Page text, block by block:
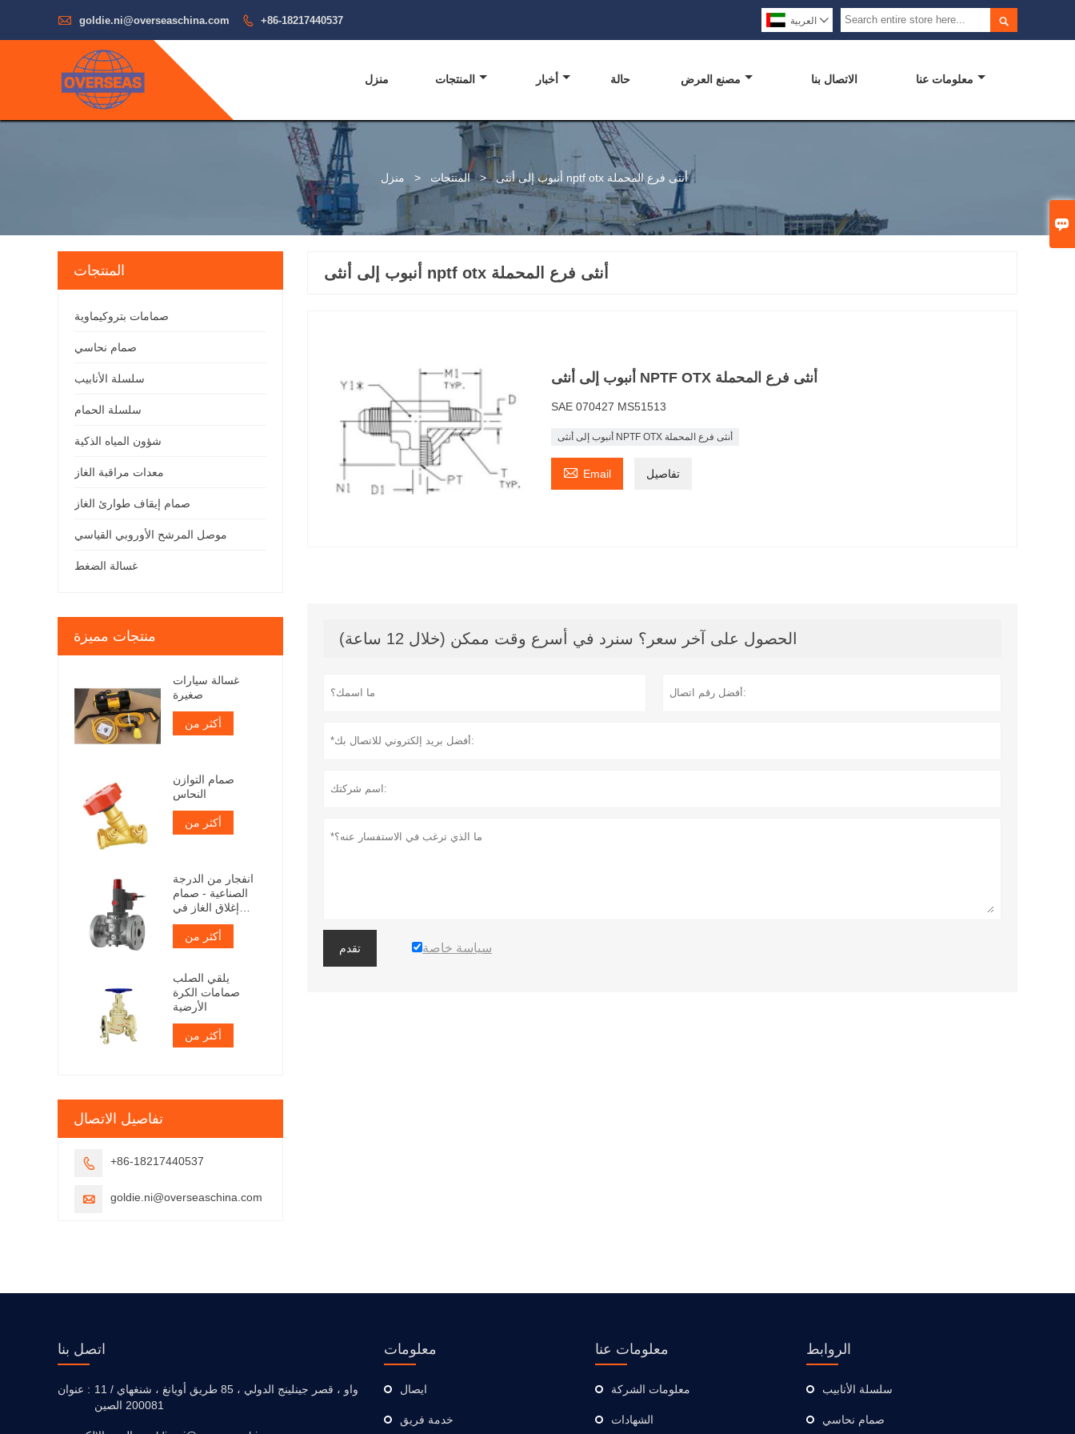

 goldie.ni@overseaschina.com  +86-18217440537  العربية 
منزل المنتجات أخبار حالة مصنع العرض الاتصال بنا معلومات عنا
منزل > المنتجات > أنبوب إلى أنثى nptf otx أنثى فرع المحملة
أنبوب إلى أنثى nptf otx أنثى فرع المحملة
أنبوب إلى أنثى NPTF OTX أنثى فرع المحملة
SAE 070427 MS51513
أنبوب إلى أنثى NPTF OTX أنثى فرع المحملة
 Email تفاصيل
الحصول على آخر سعر؟ سنرد في أسرع وقت ممكن (خلال 12 ساعة)
تقدم سياسة خاصة
المنتجات
صمامات بتروكيماوية
صمام نحاسي
سلسلة الأنابيب
سلسلة الحمام
شؤون المياه الذكية
معدات مراقبة الغاز
صمام إيقاف طوارئ الغاز
موصل المرشح الأوروبي القياسي
غسالة الضغط
منتجات مميزة
غسالة سيارات
صغيرة
أكثر من
صمام التوازن
النحاس
أكثر من
انفجار من الدرجة
الصناعية - صمام
إغلاق الغاز في
حالات الطوارئ
والدليل
أكثر من
يلقي الصلب
صمامات الكرة
الأرضية
أكثر من
تفاصيل الاتصال
 +86-18217440537
 goldie.ni@overseaschina.com
اتصل بنا
عنوان : 11 / واو ، قصر جينلينج الدولي ، 85 طريق أويانغ ، شنغهاي
200081 الصين
معلومات
ايصال
خدمة فريق
معلومات عنا
معلومات الشركة
الشهادات
الروابط
سلسلة الأنابيب
صمام نحاسي